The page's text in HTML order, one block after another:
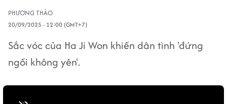
PHƯƠNG THẢO
20/09/2025 - 12:00 (GMT+7)
Sắc vóc của Ha Ji Won khiến dân tình 'đứng
ngồi không yên'.